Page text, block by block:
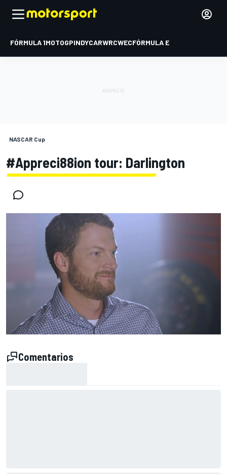
FÓRMULA 1MOTOGPINDYCARWRCWECFÓRMULA E
NASCAR Cup
#Appreci88ion tour: Darlington
Comentarios